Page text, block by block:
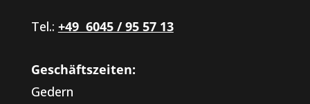
Tel.: +49 6045 / 95 57 13
Geschäftszeiten:
Gedern